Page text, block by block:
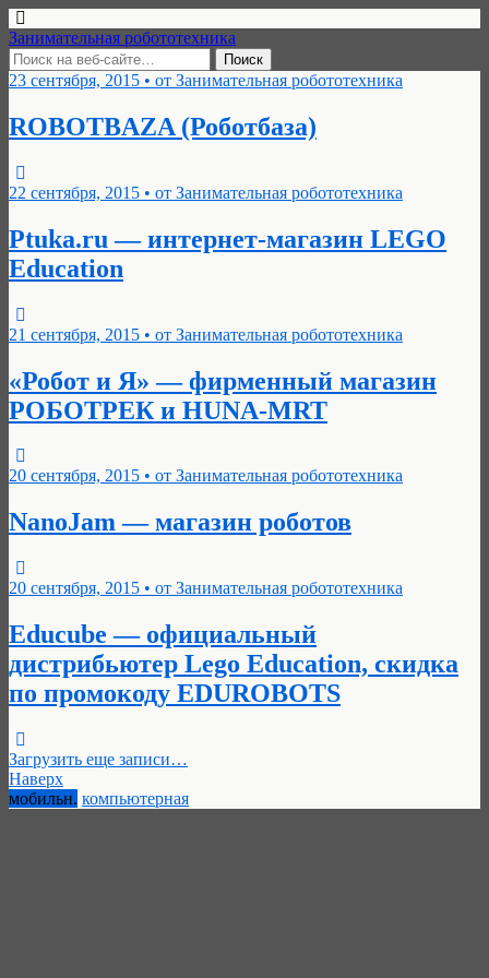
Занимательная робототехника
23 сентября, 2015 • от Занимательная робототехника
ROBOTBAZA (Роботбаза)
22 сентября, 2015 • от Занимательная робототехника
Ptuka.ru — интернет-магазин LEGO
Education
21 сентября, 2015 • от Занимательная робототехника
«Робот и Я» — фирменный магазин
РОБОТРЕК и HUNA-MRT
20 сентября, 2015 • от Занимательная робототехника
NanoJam — магазин роботов
20 сентября, 2015 • от Занимательная робототехника
Educube — официальный
дистрибьютер Lego Education, скидка
по промокоду EDUROBOTS
Загрузить еще записи…
Наверх
мобильн. компьютерная